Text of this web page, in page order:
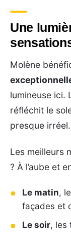
Une
Molène
lumineuse ici.
réfléchit le
presque irréel.
Les meilleurs
? À l’aube et
Le matin,
façades et
Le soir, les